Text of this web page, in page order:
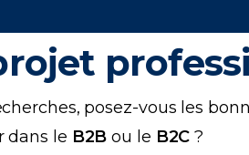
posez-vous les
dans le B2B ou le B2C ?